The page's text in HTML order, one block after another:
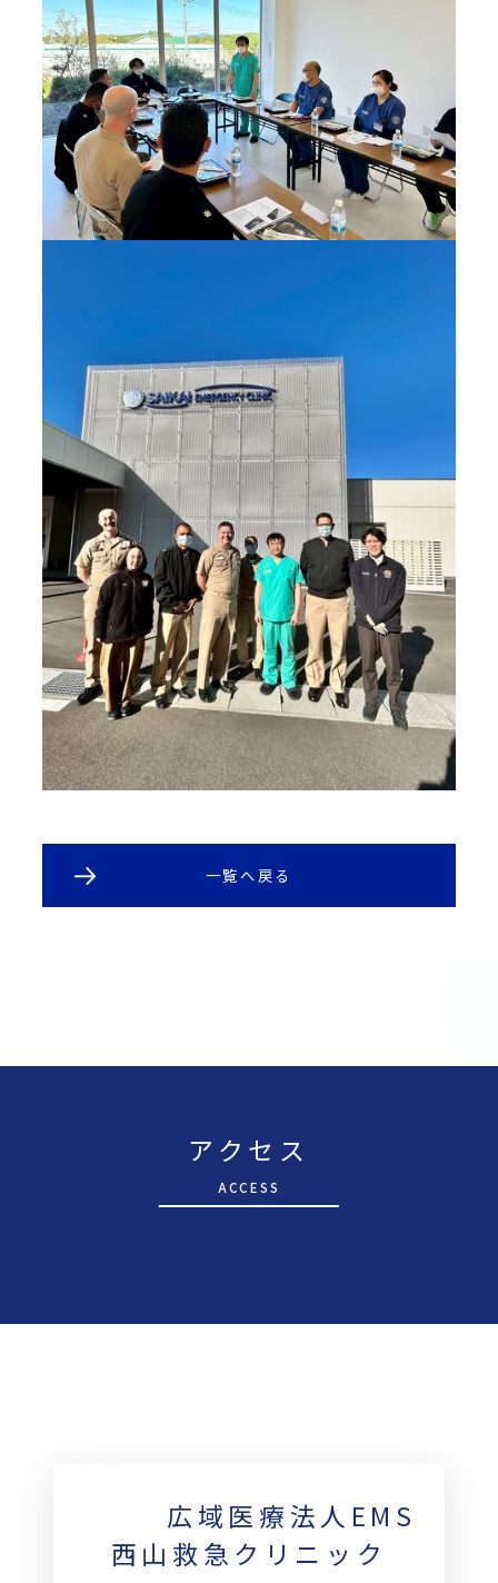
一覧へ戻る
アクセス
ACCESS
広域医療法人EMS
西山救急クリニック